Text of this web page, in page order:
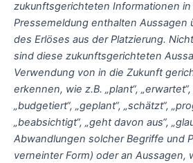
zukunftsgerichteten Informationen
Pressemeldung enthalten Aussagen
des Erlöses aus der Platzierung.
sind diese zukunftsgerichteten
Verwendung von in die Zukunft
erkennen, wie z.B. „plant“,
„budgetiert“, „geplant“, „schätzt“,
„beabsichtigt“, „geht davon aus“,
Abwandlungen solcher Begriffe und
verneinter Form) oder an Aussagen,